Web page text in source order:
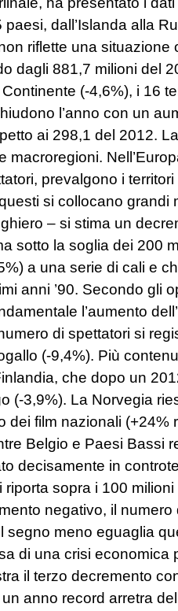
dall’Islanda alla
riflette una situazione
dagli 881,7 milioni del
(-4,6%), i 16
l’anno con un
ai 298,1 del 2012.
macroregioni.
prevalgono i
si collocano grandi
– si stima un
sotto la soglia dei 200
a una serie di cali e
anni ’90. Secondo gli
l’aumento
di spettatori si
(-9,4%). Più
che dopo un
(-3,9%). La Norvegia
dei film nazionali (+24%
Belgio e Paesi Bassi
decisamente in
sopra i 100
negativo, il numero
meno eguaglia
di una crisi economica
il terzo decremento
anno record arretra